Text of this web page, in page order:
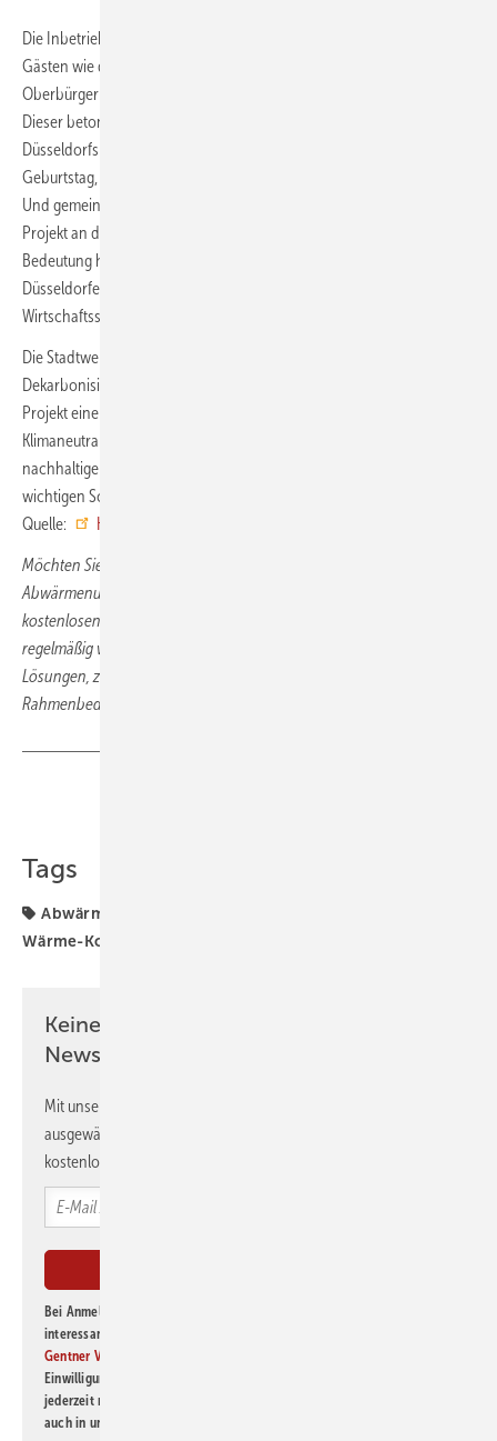
Die Inbetriebnahme der Energiezentrale wurde von prominenten
Gästen wie der NRW-Wirtschaftsministerin Mona Neubaur und dem
Oberbürgermeister der Stadt Düsseldorf, Dr. Stephan Keller, begleitet.
Dieser betonte: „Diese Kooperation zeigt, wie stark und innovativ
Düsseldorfs Wirtschaft ist. Henkel feiert in diesem Jahr seinen 150.
Geburtstag, die Stadtwerke Düsseldorf das 160. Jahr ihres Bestehens.
Und gemeinsam bringen diese Traditionsunternehmen heute ein
Projekt an den Start, das weit über die Stadtgrenzen hinaus
Bedeutung hat. Das ist nicht nur ein erstklassiger Beitrag für das
Düsseldorfer Klima, das ist auch ein klares Bekenntnis zum
Wirtschaftsstandort Düsseldorf.“
Die Stadtwerke Düsseldorf verfolgen eine klare Strategie zur
Dekarbonisierung der Energieversorgung und leisten mit diesem
Projekt einen entscheidenden Beitrag zur angestrebten
Klimaneutralität der Stadt. Henkel investiert kontinuierlich in
nachhaltige Lösungen und sieht die Nutzung industrieller Abwärme als
wichtigen Schritt, um den Standort zukunftsfähig zu machen. ■
Quelle:
Henkel
Möchten Sie mehr über die neueste Entwicklung in der
Abwärmenutzung wissen? Dann abonnieren Sie unseren
kostenlosen
regelmäßig vorbildhafte Projekte vor, beschreiben technische
Lösungen, zeigen neue Produkte und klären über die gesetzlichen
Rahmenbedingungen auf.
Tags
Abwärme
Wärme-Kopplung
Keine Zeit? Kein Problem mit dem GEB
Newsletter!
Mit unserem Newsletter erhalten Sie regelmäßig von uns
ausgewählte Informationen und Neuigkeiten, gebündelt und
kostenlos direkt ins Postfach.
Bei Anmeldung zu diesem Newsletter bin ich damit einverstanden, über
interessante Verlags- und Online-Angebote
Gentner Verlag GmbH & Co. KG
Einwilligung kann ich jederzeit widerrufen und eine Abmeldung ist
jederzeit möglich. Informationen zum Umgang mit Daten finden Sie
auch in unserer